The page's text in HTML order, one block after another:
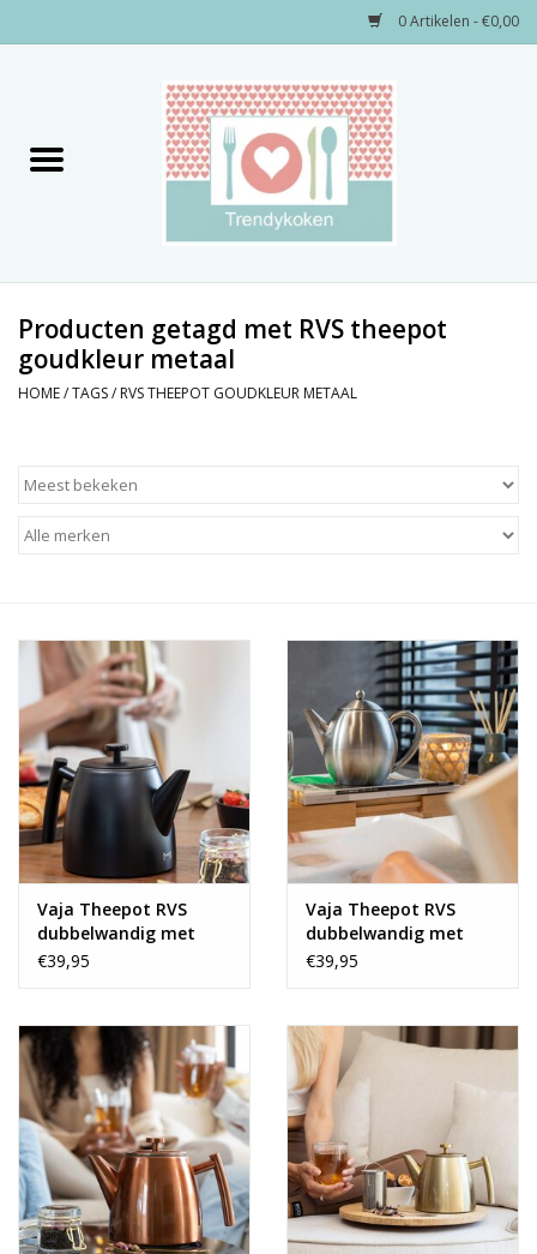
0 Artikelen - €0,00
Decoratie
Keukengerei
NIEUW!
Sale!
Kleuren
Producten getagd met RVS theepot
goudkleur metaal
HOME/TAGS/ RVS THEEPOT GOUDKLEUR METAAL
Vaja Theepot RVS
dubbelwandig met
zeef
€39,95
Vaja Theepot RVS
dubbelwandig met
zeef
€39,95